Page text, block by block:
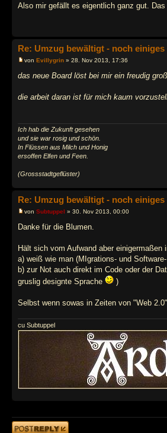
Also mir gefällt es eigentlich ganz gut.
Re: Umzug bewältigt - noch
von Evillygrin » 28. Nov 2013, 17:36
das neue Board löst bei mir ein freudig
die arbeit daran ist für mich kaum
Ich hab die Zukunft gesehen
und sie war rosig und schön.
In Flüssen aus Milch und Honig
ersoffen Elfen und Feen.
(Grossstadtgeflüster)
Re: Umzug bewältigt - noch
von Subtuppel » 30. Nov 2013, 00:00
Danke für die Blumen.
Hält sich vom Aufwand aber
a) weiß wie man (MIgrations- und
b) zur Not auch direkt im Code oder der
gruslig designte Sprache
)
Selbst wenn sowas in Zeiten von "Web
cu Subtuppel
Antwort erstellen